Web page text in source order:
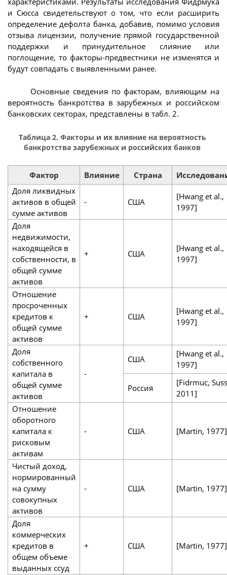
и Сюсса свидетельствуют о том, что если расширить
определение дефолта банка, добавив, помимо условия
отзыва лицензии, получение прямой государственной
поддержки и принудительное слияние или
поглощение, то факторы-предвестники не изменятся и
будут совпадать с выявленными ранее.
Основные сведения по факторам, влияющим на
вероятность банкротства в зарубежных и российском
банковских секторах, представлены в табл. 2.
Таблица 2. Факторы и их влияние на вероятность
банкротства зарубежных и российских банков
Фактор Влияние Страна
Доля ликвидных
активов в общей
сумме активов
- США
[Hwang et al.,
1997]
Доля
недвижимости,
находящейся в
собственности, в
общей сумме
активов
+ США
[Hwang et al.,
1997]
Отношение
просроченных
кредитов к
общей сумме
активов
+ США
[Hwang et al.,
1997]
Доля
собственного
капитала в
общей сумме
активов
-
США
[Hwang et al.,
1997]
Россия
[Fidrmuc,
2011]
Отношение
оборотного
капитала к
рисковым
активам
- США [Martin, 1977]
Чистый доход,
нормированный
на сумму
совокупных
активов
- США [Martin, 1977]
Доля
коммерческих
кредитов в
общем объеме
выданных ссуд
+ США [Martin, 1977]